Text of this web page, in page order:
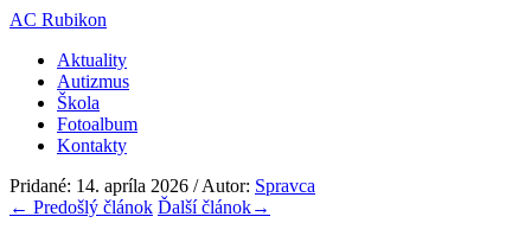
AC Rubikon
Aktuality
Autizmus
Škola
Fotoalbum
Kontakty
Pridané: 14. apríla 2026 / Autor: Spravca
← Predošlý článok Ďalší článok→